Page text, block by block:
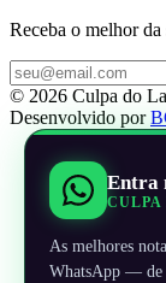
Receba o melhor
© 2026 Culpa do
Desenvolvido por
Entra
CULPA
As melhores
WhatsApp — de